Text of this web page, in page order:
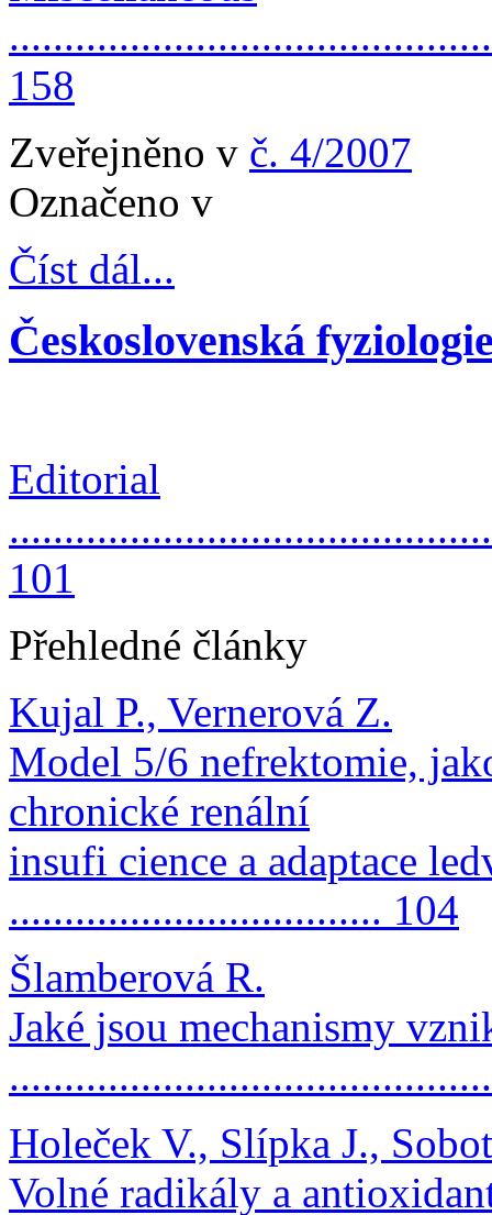
158
Zveřejněno v č. 4/2007
Označeno v
Číst dál...
Československá
Editorial
101
Přehledné články
Kujal P., Vernerová Z.
Model 5/6 nefrektomie,
chronické renální
insufi cience a adaptace
.................................. 104
Šlamberová R.
Jaké jsou mechanismy
Holeček V., Slípka J.,
Volné radikály a